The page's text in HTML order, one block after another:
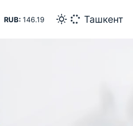
RUB:146.19 27 Самарканд